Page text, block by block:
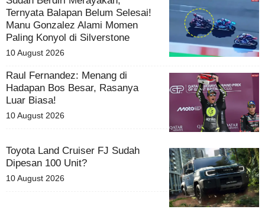
Ternyata Balapan Belum Selesai!
Manu Gonzalez Alami Momen
Paling Konyol di Silverstone
10 August 2026
Raul Fernandez: Menang di
Hadapan Bos Besar, Rasanya
Luar Biasa!
10 August 2026
Toyota Land Cruiser FJ Sudah
Dipesan 100 Unit?
10 August 2026